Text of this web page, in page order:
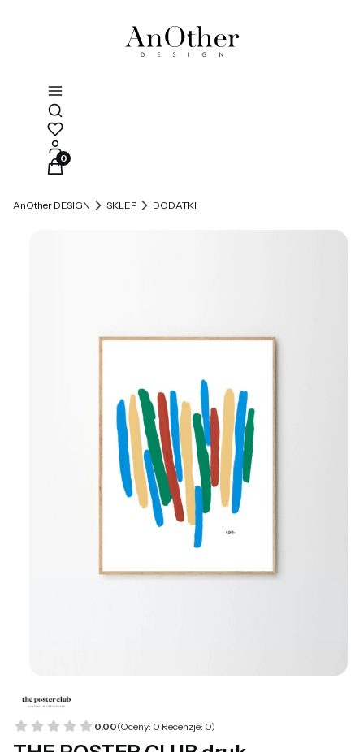
Otwórz wyszukiwarkę
Produkty w koszyku: 0. Zobacz szczegóły
AnOther DESIGN SKLEP DODATKI
0.00(Oceny: 0 Recenzje: 0)